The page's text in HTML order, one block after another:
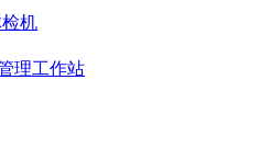
机
理工作站